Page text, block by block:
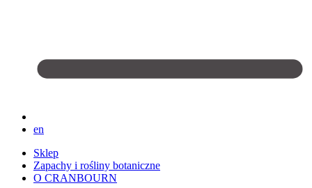
en
Sklep
Zapachy i rośliny botaniczne
O CRANBOURN